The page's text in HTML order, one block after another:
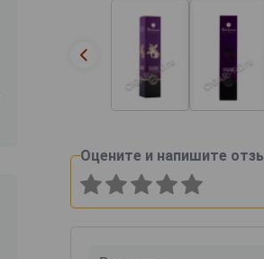
Оцените и напишите